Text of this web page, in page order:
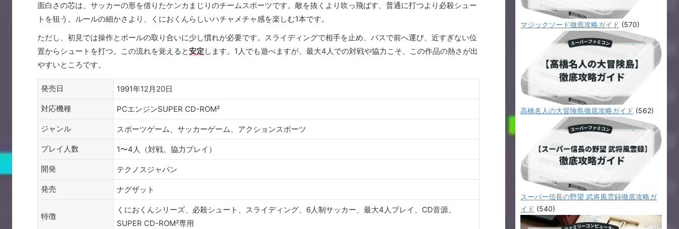
面白さの芯は、サッカーの形を借りたケンカまじりのチームスポーツです。敵を抜くより吹っ飛ばす、普通に打つより必殺シュー
トを狙う。ルールの細かさより、くにおくんらしいハチャメチャ感を楽しむ1本です。
ただし、初見では操作とボールの取り合いに少し慣れが必要です。スライディングで相手を止め、パスで前へ運び、近すぎない位
置からシュートを打つ。この流れを覚えると安定します。1人でも遊べますが、最大4人での対戦や協力こそ、この作品の熱さが出
やすいところです。
発売日 1991年12月20日
対応機種 PCエンジンSUPER CD-ROM²
ジャンル スポーツゲーム、サッカーゲーム、アクションスポーツ
プレイ人数 1〜4人（対戦、協力プレイ）
開発 テクノスジャパン
発売 ナグザット
特徴
くにおくんシリーズ、必殺シュート、スライディング、6人制サッカー、最大4人プレイ、CD音源、
SUPER CD-ROM²専用
マジックソード徹底攻略ガイド (570)
高橋名人の大冒険島徹底攻略ガイド (562)
スーパー信長の野望 武将風雲録徹底攻略ガ
イド (540)